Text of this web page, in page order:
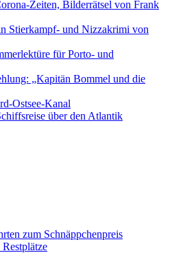
Zeiten, Bilderrätsel von Frank
Stierkampf- und Nizzakrimi von
für Porto- und
„Kapitän Bommel und die
Ostsee-Kanal
über den Atlantik
zum Schnäppchenpreis